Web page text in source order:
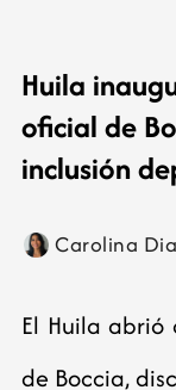
Huila
oficial de
inclusión
Carolina
El Huila
de Boccia,